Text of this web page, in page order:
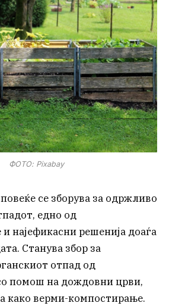
ФОТО: Pixabay
се зборува за одржливо
едно од
и најефикасни решенија доаѓа
Станува збор за
отпад од
помош на дождовни црви,
како верми-компостирање.